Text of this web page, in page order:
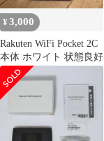
¥3,000
Rakuten WiFi Pocket 2C
本体 ホワイト 状態良好